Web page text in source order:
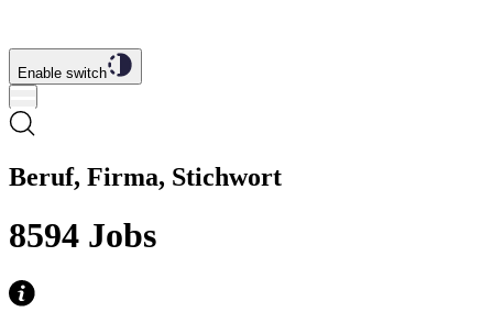
Enable switch
Beruf, Firma, Stichwort
8594 Jobs